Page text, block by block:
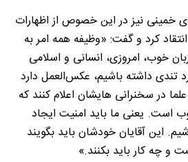
خمینی نیز در این خصوص از اظهارات
کرد و گفت: «وظیفه همه امر به
خوب، امروزی، انسانی و اسلامی
تندی داشته باشیم، عکس‌العمل دارد
در سخنرانی هایشان اعلام کنند که
است. یعنی ما باید امنیت ایجاد
این آقایان خودشان باید بگویند
و چه کار باید بکنند.»